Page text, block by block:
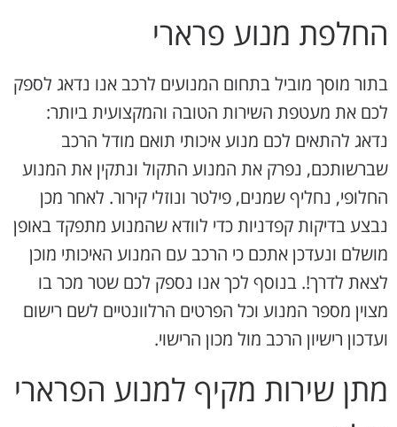
החלפת מנוע פרארי
בתור מוסך מוביל בתחום המנועים לרכב אנו נדאג לספק
לכם את מעטפת השירות הטובה והמקצועית ביותר:
נדאג להתאים לכם מנוע איכותי תואם מודל הרכב
שברשותכם, נפרק את המנוע התקול ונתקין את המנוע
החלופי, נחליף שמנים, פילטר ונוזלי קירור. לאחר מכן
נבצע בדיקות קפדניות כדי לוודא שהמנוע מתפקד באופן
מושלם ונעדכן אתכם כי הרכב עם המנוע האיכותי מוכן
לצאת לדרך!. בנוסף לכך אנו נספק לכם שטר מכר בו
מצוין מספר המנוע וכל הפרטים הרלוונטיים לשם רישום
ועדכון רישיון הרכב מול מכון הרישוי.
מתן שירות מקיף למנוע הפרארי